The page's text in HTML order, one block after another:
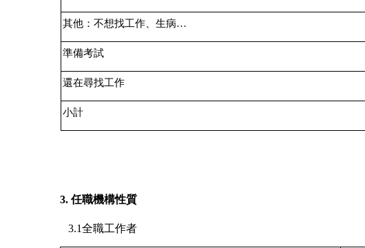
其他：不想找工作、生病…
準備考試
還在尋找工作
小計
3. 任職機構性質
3.1全職工作者